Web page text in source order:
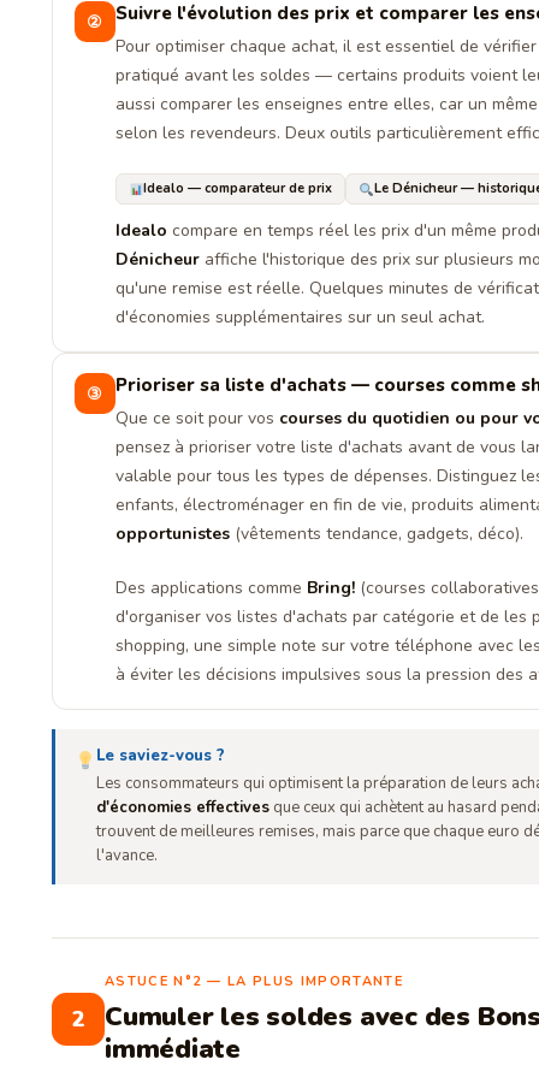
② Suivre l'évolution des prix et comparer les
Pour optimiser chaque achat, il est essentiel de
pratiqué avant les soldes — certains produits voient
aussi comparer les enseignes entre elles, car un
selon les revendeurs. Deux outils particulièrement
Idealo — comparateur de prix Le Dénicheur —
Idealo compare en temps réel les prix d'un même
Dénicheuraffiche l'historique des prix sur plusieurs
qu'une remise est réelle. Quelques minutes de
d'économies supplémentaires sur un seul achat.
③ Prioriser sa liste d'achats — courses comme
Que ce soit pour vos courses du quotidien ou pour
pensez à prioriser votre liste d'achats avant de vous
valable pour tous les types de dépenses. Distinguez
enfants, électroménager en fin de vie, produits
opportunistes(vêtements tendance, gadgets, déco).
Des applications comme Bring!(courses
d'organiser vos listes d'achats par catégorie et de les
shopping, une simple note sur votre téléphone avec
à éviter les décisions impulsives sous la pression des
Le saviez-vous ?
Les consommateurs qui optimisent la préparation de leurs
d'économies effectives que ceux qui achètent au hasard
trouvent de meilleures remises, mais parce que chaque euro
l'avance.
2
ASTUCE N°2 — LA PLUS IMPORTANTE
Cumuler les soldes avec des
immédiate